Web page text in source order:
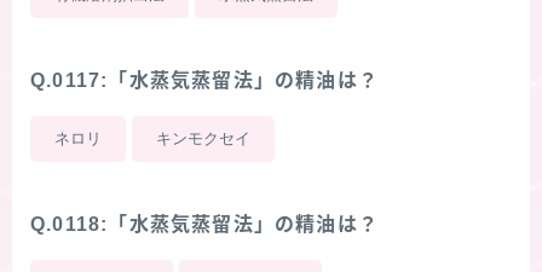
Q.0117:「水蒸気蒸留法」の精油は？
ネロリ キンモクセイ
Q.0118:「水蒸気蒸留法」の精油は？